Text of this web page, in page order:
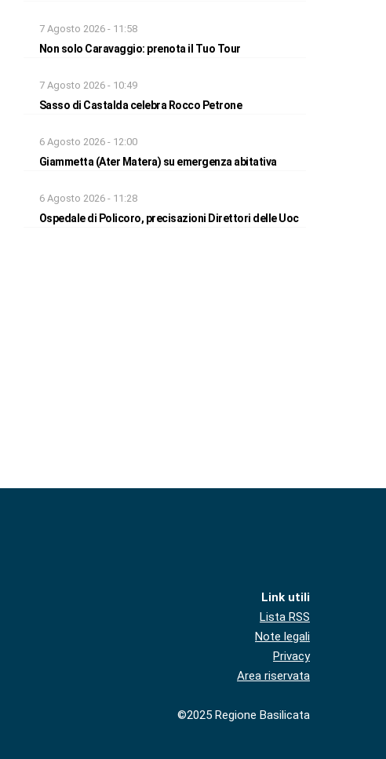
7 Agosto 2026 - 11:58
Non solo Caravaggio: prenota il Tuo Tour
7 Agosto 2026 - 10:49
Sasso di Castalda celebra Rocco Petrone
6 Agosto 2026 - 12:00
Giammetta (Ater Matera) su emergenza abitativa
6 Agosto 2026 - 11:28
Ospedale di Policoro, precisazioni Direttori delle Uoc
Link utili
Lista RSS
Note legali
Privacy
Area riservata
©2025 Regione Basilicata